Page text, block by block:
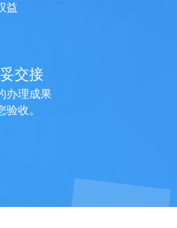
益
交接
办理成果
收。